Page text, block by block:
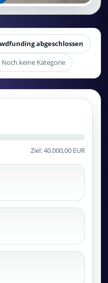
abgeschlossen
Noch keine Kategorie
Ziel: 40.000,00 EUR